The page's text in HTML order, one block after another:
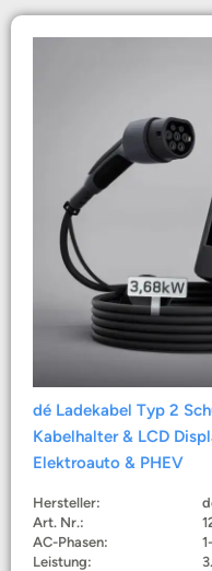
dé Ladekabel Typ 2
Kabelhalter & LCD
Elektroauto & PHEV
Hersteller:
Art. Nr.:
AC-Phasen:
Leistung: